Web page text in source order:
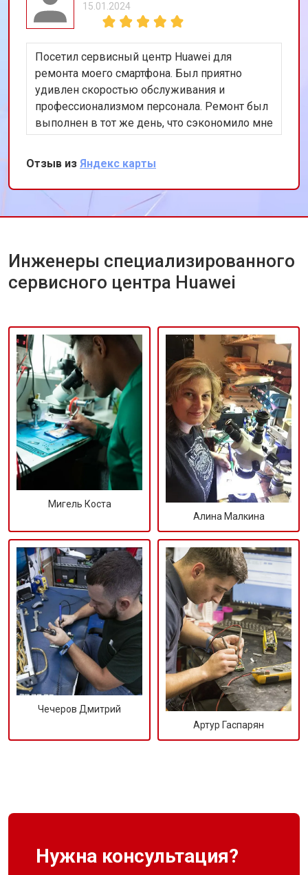
15.01.2024
Посетил сервисный центр Huawei для
ремонта моего смартфона. Был приятно
удивлен скоростью обслуживания и
профессионализмом персонала. Ремонт был
выполнен в тот же день, что сэкономило мне
много времени. Особенно порадовало
использование оригинальных запчастей,
благодаря чему телефон работает как новый.
Рекомендую этот сервис всем владельцам
техники Huawei.
Отзыв из Яндекс карты
Инженеры специализированного
сервисного центра Huawei
Мигель Коста
Алина Малкина
Чечеров Дмитрий
Артур Гаспарян
Нужна консультация?